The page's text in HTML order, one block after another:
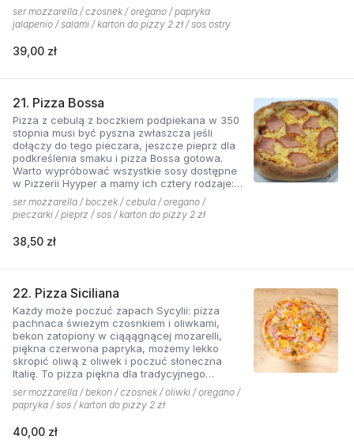
ser mozzarella / czosnek / oregano / papryka
jalapenio / salami / karton do pizzy 2 zł / sos ostry
39,00 zł
21. Pizza Bossa
Pizza z cebulą z boczkiem podpiekana w 350
stopnia musi być pyszna zwłaszcza jeśli
dołączy do tego pieczara, jeszcze pieprz dla
podkreślenia smaku i pizza Bossa gotowa.
Warto wypróbować wszystkie sosy dostępne
w Pizzerii Hyyper a mamy ich cztery rodzaje:
pomidorowy łagodny, pomidorowy pikantny,
jogurtowo-czosnkowy oraz sos słodko-
kwaśny , każdy niepowtarzalny w smaku.
ser mozzarella / boczek / cebula / oregano /
pieczarki / pieprz / sos / karton do pizzy 2 zł
38,50 zł
22. Pizza Siciliana
Każdy może poczuć zapach Sycylii: pizza
pachnaca świeżym czosnkiem i oliwkami,
bekon zatopiony w ciąąągnącej mozarelli,
piękna czerwona papryka, możemy lekko
skropić oliwą z oliwek i poczuć słoneczna
Italię. To pizza piękna dla tradycyjnego
podniebienia
ser mozzarella / bekon / czosnek / oliwki / oregano /
papryka / sos / karton do pizzy 2 zł
40,00 zł